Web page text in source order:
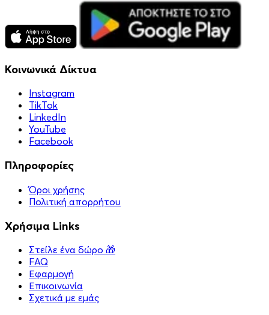
Κοινωνικά Δίκτυα
Instagram
TikTok
LinkedIn
YouTube
Facebook
Πληροφορίες
Όροι χρήσης
Πολιτική απορρήτου
Χρήσιμα Links
Στείλε ένα δώρο 🎁
FAQ
Εφαρμογή
Επικοινωνία
Σχετικά με εμάς